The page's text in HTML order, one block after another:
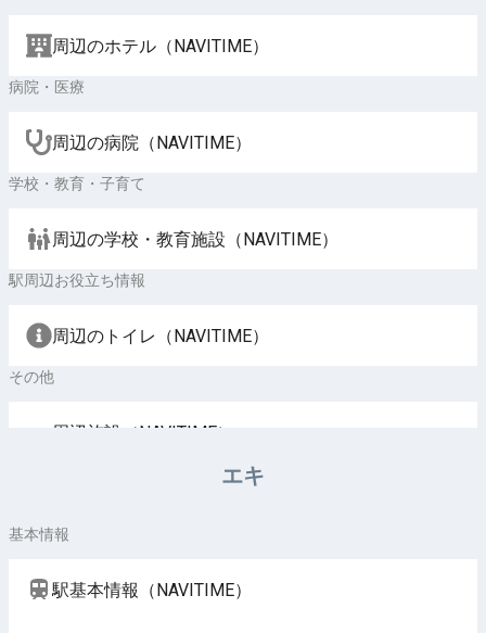
周辺のホテル（NAVITIME）
病院・医療
周辺の病院（NAVITIME）
学校・教育・子育て
周辺の学校・教育施設（NAVITIME）
駅周辺お役立ち情報
周辺のトイレ（NAVITIME）
その他
周辺施設（NAVITIME）
エキ
基本情報
駅基本情報（NAVITIME）